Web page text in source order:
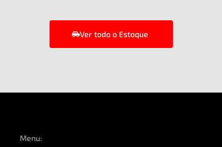
Ver todo o Estoque
Menu: